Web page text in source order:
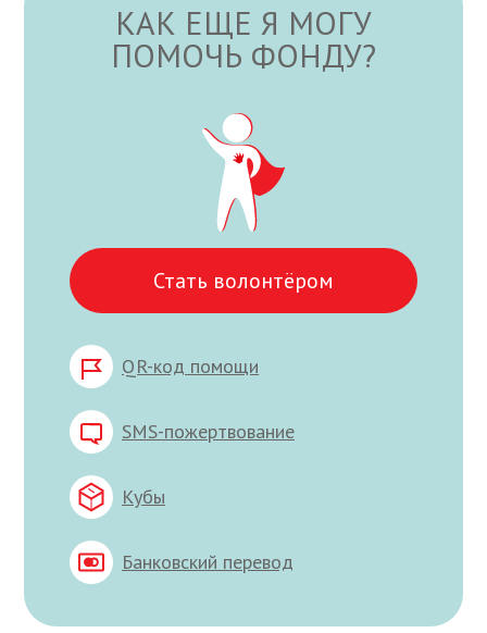
КАК ЕЩЕ Я МОГУ
ПОМОЧЬ ФОНДУ?
Стать волонтёром
QR-код помощи
SMS-пожертвование
Кубы
Банковский перевод